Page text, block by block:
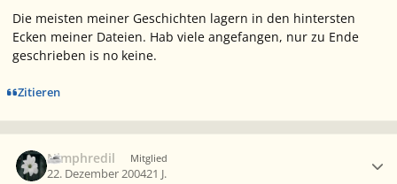
Die meisten meiner Geschichten lagern in den hintersten
Ecken meiner Dateien. Hab viele angefangen, nur zu Ende
geschrieben is no keine.
Zitieren
Nimphredil Mitglied
22. Dezember 200421 J.